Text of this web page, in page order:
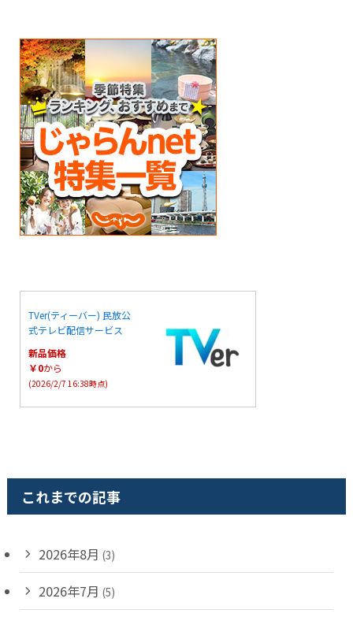
TVer(ティーバー) 民放公
式テレビ配信サービス
新品価格
￥0から
(2026/2/7 16:38時点)
これまでの記事
2026年8月 (3)
2026年7月 (5)